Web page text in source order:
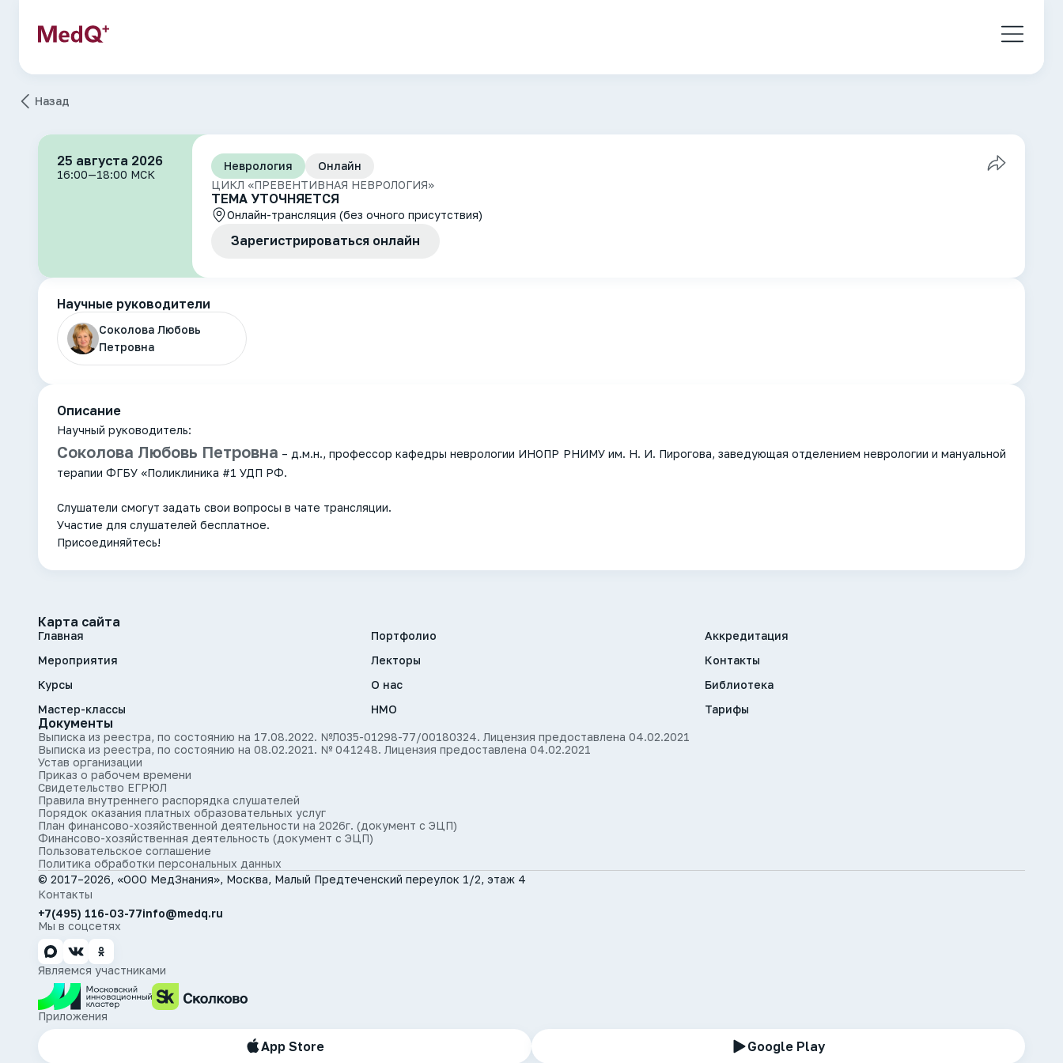
Назад
25 августа 2026
16:00—18:00 МСК
Неврология
Онлайн
ЦИКЛ «ПРЕВЕНТИВНАЯ НЕВРОЛОГИЯ»
ТЕМА УТОЧНЯЕТСЯ
Онлайн-трансляция (без очного присутствия)
Зарегистрироваться онлайн
Научные руководители
Соколова Любовь
Петровна
Описание
Научный руководитель:
Соколова Любовь Петровна – д.м.н., профессор кафедры неврологии ИНОПР РНИМУ им. Н. И. Пирогова, заведующая отделением неврологии и мануальной
терапии ФГБУ «Поликлиника #1 УДП РФ.
Слушатели смогут задать свои вопросы в чате трансляции.
Участие для слушателей бесплатное.
Присоединяйтесь!
Карта сайта
Главная
Мероприятия
Курсы
Мастер-классы
Портфолио
Лекторы
О нас
НМО
Аккредитация
Контакты
Библиотека
Тарифы
Документы
Выписка из реестра, по состоянию на 17.08.2022. №Л035-01298-77/00180324. Лицензия предоставлена 04.02.2021
Выписка из реестра, по состоянию на 08.02.2021. № 041248. Лицензия предоставлена 04.02.2021
Устав организации
Приказ о рабочем времени
Свидетельство ЕГРЮЛ
Правила внутреннего распорядка слушателей
Порядок оказания платных образовательных услуг
План финансово-хозяйственной деятельности на 2026г. (документ с ЭЦП)
Финансово-хозяйственная деятельность (документ с ЭЦП)
Пользовательское соглашение
Политика обработки персональных данных
© 2017–2026, «ООО МедЗнания», Москва, Малый Предтеченский переулок 1/2, этаж 4
Контакты
+7(495) 116-03-77info@medq.ru
Мы в соцсетях
Являемся участниками
Приложения
App Store Google Play